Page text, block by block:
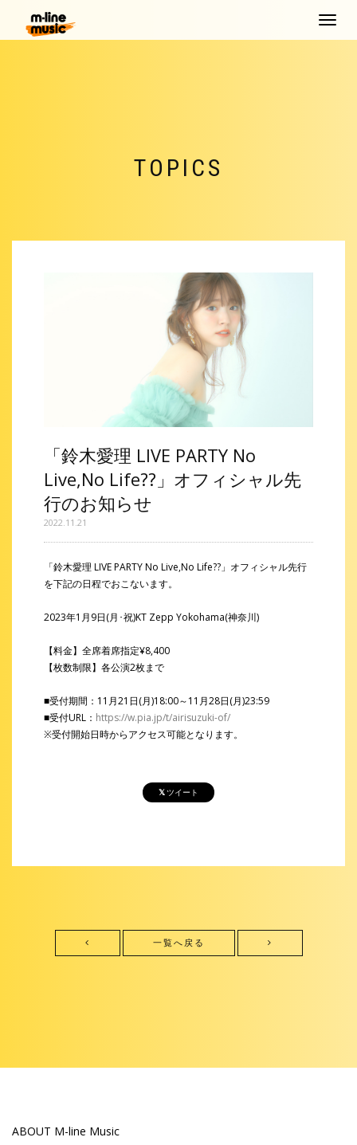
Toggle
TOPICS
「鈴木愛理 LIVE PARTY No
Live,No Life??」オフィシャル先
行のお知らせ
2022.11.21
「鈴木愛理 LIVE PARTY No Live,No Life??」オフィシャル先行
を下記の日程でおこないます。
2023年1月9日(月･祝)KT Zepp Yokohama(神奈川)
【料金】全席着席指定¥8,400
【枚数制限】各公演2枚まで
■受付期間：11月21日(月)18:00～11月28日(月)23:59
■受付URL： https://w.pia.jp/t/airisuzuki-of/
※受付開始日時からアクセス可能となります。
ツイート
一覧へ戻る
ABOUT M-line Music